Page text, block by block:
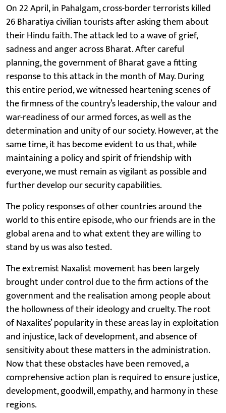
On 22 April, in Pahalgam, cross-border terrorists killed
26 Bharatiya civilian tourists after asking them about
their Hindu faith. The attack led to a wave of grief,
sadness and anger across Bharat. After careful
planning, the government of Bharat gave a fitting
response to this attack in the month of May. During
this entire period, we witnessed heartening scenes of
the firmness of the country’s leadership, the valour and
war-readiness of our armed forces, as well as the
determination and unity of our society. However, at the
same time, it has become evident to us that, while
maintaining a policy and spirit of friendship with
everyone, we must remain as vigilant as possible and
further develop our security capabilities.
The policy responses of other countries around the
world to this entire episode, who our friends are in the
global arena and to what extent they are willing to
stand by us was also tested.
The extremist Naxalist movement has been largely
brought under control due to the firm actions of the
government and the realisation among people about
the hollowness of their ideology and cruelty. The root
of Naxalites’ popularity in these areas lay in exploitation
and injustice, lack of development, and absence of
sensitivity about these matters in the administration.
Now that these obstacles have been removed, a
comprehensive action plan is required to ensure justice,
development, goodwill, empathy, and harmony in these
regions.